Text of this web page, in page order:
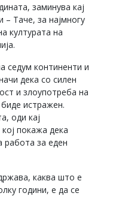
заминува кај
Таче, за најмногу
културата на
седум континенти и
дека со силен
и злоупотреба на
истражен.
оди кај
покажа дека
работа за еден
каква што е
години, е да се